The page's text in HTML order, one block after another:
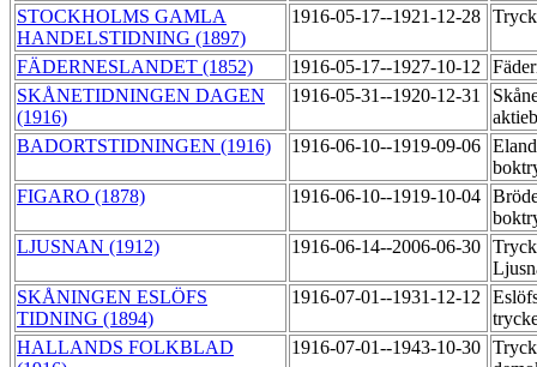
STOCKHOLMS GAMLA
HANDELSTIDNING (1897)
1916-05-17--1921-12-28
FÄDERNESLANDET (1852) 1916-05-17--1927-10-12
SKÅNETIDNINGEN DAGEN
(1916)
1916-05-31--1920-12-31
BADORTSTIDNINGEN (1916)
1916-06-10--1919-09-06
FIGARO (1878)
1916-06-10--1919-10-04
LJUSNAN (1912)
1916-06-14--2006-06-30
SKÅNINGEN ESLÖFS
TIDNING (1894)
1916-07-01--1931-12-12
HALLANDS FOLKBLAD
1916-07-01--1943-10-30